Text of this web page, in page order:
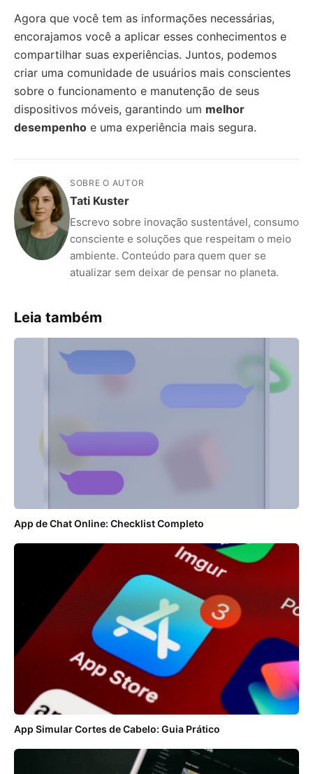
Agora que você tem as informações necessárias,
encorajamos você a aplicar esses conhecimentos e
compartilhar suas experiências. Juntos, podemos
criar uma comunidade de usuários mais conscientes
sobre o funcionamento e manutenção de seus
dispositivos móveis, garantindo um melhor
desempenho e uma experiência mais segura.
SOBRE O AUTOR
Tati Kuster
Escrevo sobre inovação sustentável, consumo
consciente e soluções que respeitam o meio
ambiente. Conteúdo para quem quer se
atualizar sem deixar de pensar no planeta.
Leia também
App de Chat Online: Checklist Completo
App Simular Cortes de Cabelo: Guia Prático